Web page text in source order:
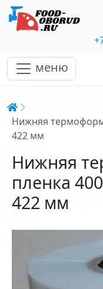
меню
Строка
Нижняя
422 мм
Нижняя
пленка
422 мм